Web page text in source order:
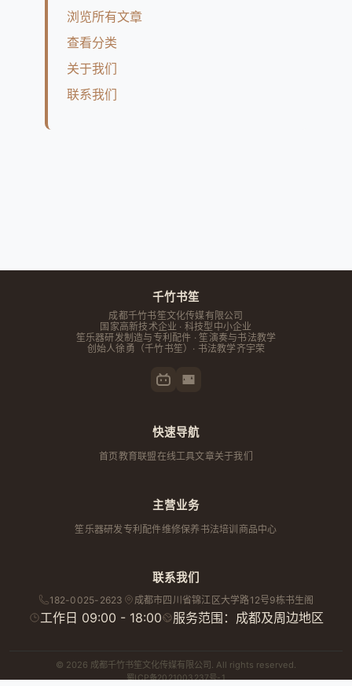
浏览所有文章
查看分类
关于我们
联系我们
千竹书笙
成都千竹书笙文化传媒有限公司
国家高新技术企业 · 科技型中小企业
笙乐器研发制造与专利配件 · 笙演奏与书法教学
创始人徐勇 （千竹书笙）· 书法教学齐宇荣
快速导航
首页教育联盟在线工具文章关于我们
主营业务
笙乐器研发专利配件维修保养 书法培训 商品中心
联系我们
182-0025-2623 成都市四川省锦江区大学路12号9栋书生阁
工作日 09:00 - 18:00 服务范围：成都及周边地区
© 2026 成都千竹书笙文化传媒有限公司. All rights reserved.
蜀ICP备2021003237号-1